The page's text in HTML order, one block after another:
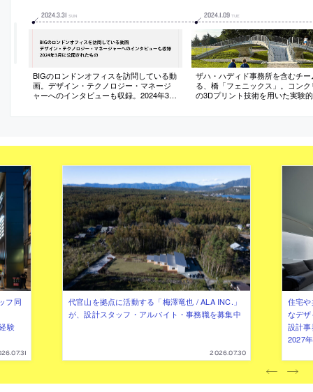
2024.3.31 SUN
BIGのロンドンオフィスを訪問している動
画。デザイン・テクノロジー・マネージ
ャーへのインタビューも収録。2024年3月
2024.1 09 TUE
ザハ・ハディド事務所を含むチー
る、橋「フェニックス」。コンク
の3Dプリント技術を用いた実験
して、カーボンフットプリント等
フ同
験
代官山を拠点に活動する「梅澤竜也 / ALA INC.」
が、設計スタッフ・アルバイト・事務職を募集中
2026.07.30
住宅
なデ
設計
2027